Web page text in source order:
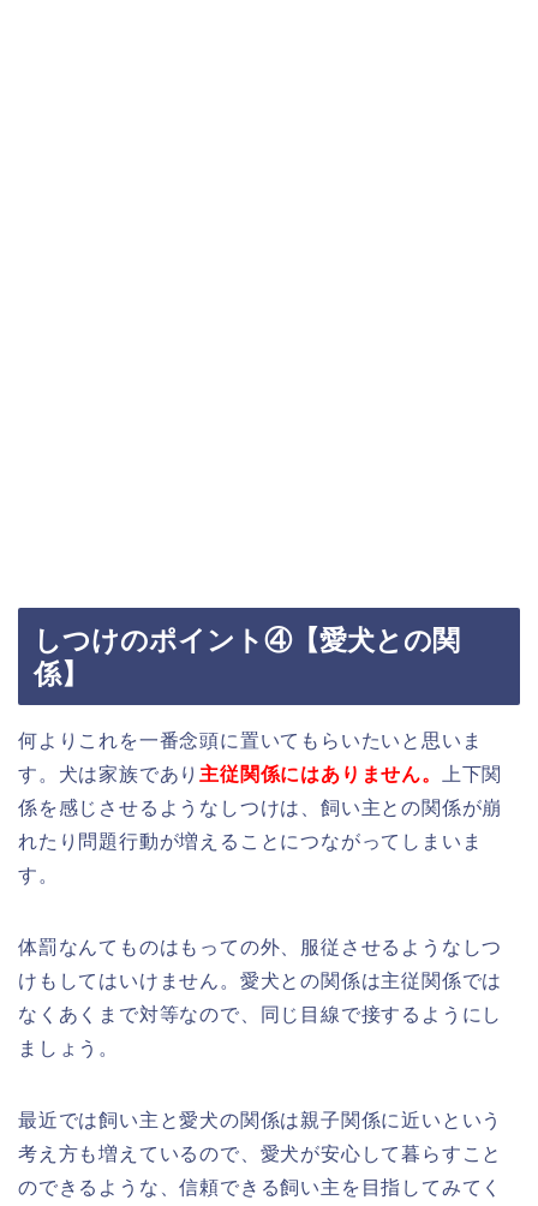
しつけのポイント④【愛犬との関
係】
何よりこれを一番念頭に置いてもらいたいと思いま
す。犬は家族であり 主従関係にはありません。
上下関
係を感じさせるようなしつけは、飼い主との関係が崩
れたり問題行動が増えることにつながってしまいま
す。
体罰なんてものはもっての外、服従させるようなしつ
けもしてはいけません。愛犬との関係は主従関係では
なくあくまで対等なので、同じ目線で接するようにし
ましょう。
最近では飼い主と愛犬の関係は親子関係に近いという
考え方も増えているので、愛犬が安心して暮らすこと
のできるような、信頼できる飼い主を目指してみてく